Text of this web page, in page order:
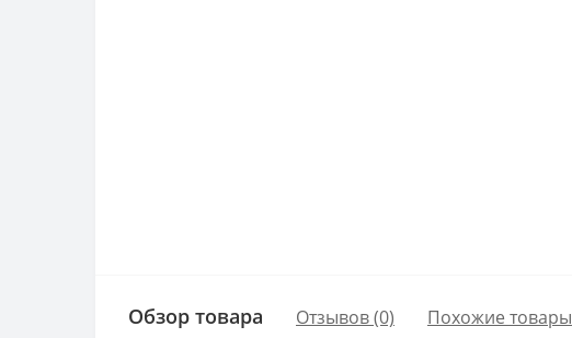
Обзор товара Отзывов (0) Похожие товары